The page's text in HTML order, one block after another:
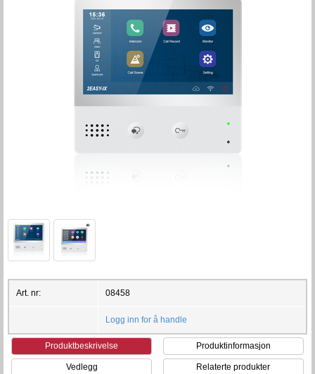
Art. nr: 08458
Logg inn for å handle
Produktbeskrivelse Produktinformasjon
Vedlegg Relaterte produkter